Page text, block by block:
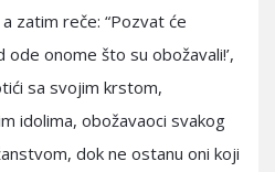
zatim reče: “Pozvat će
ode onome što su obožavali!’,
sa svojim krstom,
idolima, obožavaoci svakog
dok ne ostanu oni koji